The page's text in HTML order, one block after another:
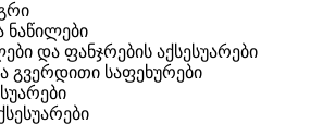
ნაწილები
და ფანჯრების აქსესუარები
გვერდითი საფეხურები